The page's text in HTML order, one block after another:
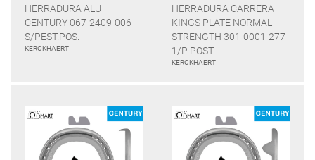
HERRADURA ALU
CENTURY 067-2409-006
S/PEST.POS.
KERCKHAERT
HERRADURA CARRERA
KINGS PLATE NORMAL
STRENGTH 301-0001-277
1/P POST.
KERCKHAERT